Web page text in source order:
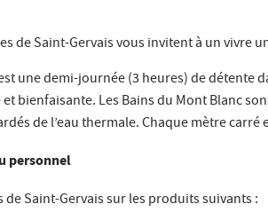
de Saint-Gervais vous invitent à un vivre
une demi-journée (3 heures) de
bienfaisante. Les Bains du Mont Blanc
de l’eau thermale. Chaque mètre
personnel
de Saint-Gervais sur les produits suivants :